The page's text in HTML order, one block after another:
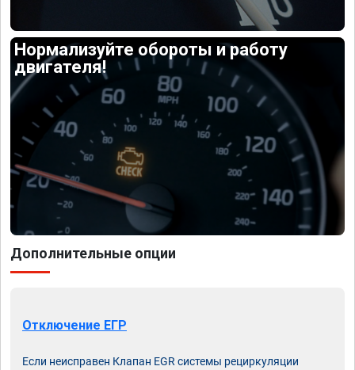
Нормализуйте обороты и работу
двигателя!
Дополнительные опции
Отключение ЕГР
Если неисправен Клапан EGR системы рециркуляции